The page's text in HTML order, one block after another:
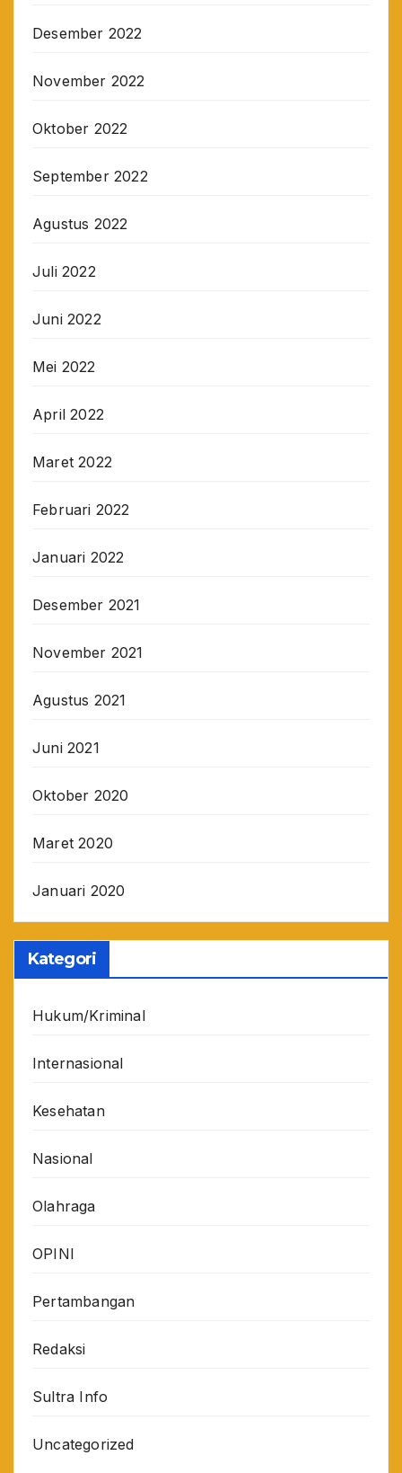
Desember 2022
November 2022
Oktober 2022
September 2022
Agustus 2022
Juli 2022
Juni 2022
Mei 2022
April 2022
Maret 2022
Februari 2022
Januari 2022
Desember 2021
November 2021
Agustus 2021
Juni 2021
Oktober 2020
Maret 2020
Januari 2020
Kategori
Hukum/Kriminal
Internasional
Kesehatan
Nasional
Olahraga
OPINI
Pertambangan
Redaksi
Sultra Info
Uncategorized